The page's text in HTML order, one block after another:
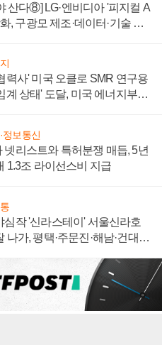
산다⑧] LG·엔비디아 '피지컬 A
, 구광모 제조·데이터·기술 결
력사' 미국 오클로 SMR 연구용
계 상태' 도달, 미국 에너지부
정보통신
넷리스트와 특허분쟁 매듭, 5년
1.3조 라이선스비 지급
심작 '신라스테이' 서울신라호
나가, 평택·주문진·해남·건대로